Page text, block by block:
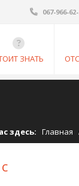
067-966-
ЗНАТЬ
здесь: Главная